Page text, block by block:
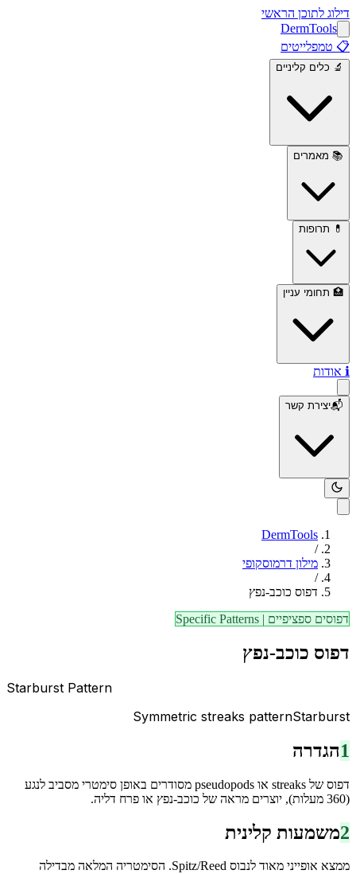
דילוג לתוכן הראשי
DermTools
📋 טמפלייטים
🔬 כלים קליניים
📚 מאמרים
💊 תרופות
🏥 תחומי עניין
ℹ️ אודות
📬יצירת קשר
DermTools
/
מילון דרמוסקופי
/
דפוס כוכב-נפץ
דפוסים ספציפיים |
Specific Patterns
דפוס כוכב-נפץ
Starburst Pattern
Starburst
Symmetric streaks pattern
1הגדרה
דפוס של streaks או pseudopods מסודרים באופן סימטרי מסביב לנגע
(360 מעלות), יוצרים מראה של כוכב-נפץ או פרח דליה.
2משמעות קלינית
ממצא אופייני מאוד לנבוס Spitz/Reed. הסימטריה המלאה מבדילה